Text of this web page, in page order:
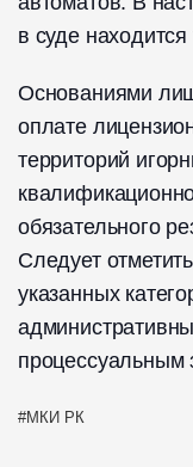
в суде
Основаниями
оплате
территорий
обязательного
Следует
указанных
процессуальным
МКИ РК